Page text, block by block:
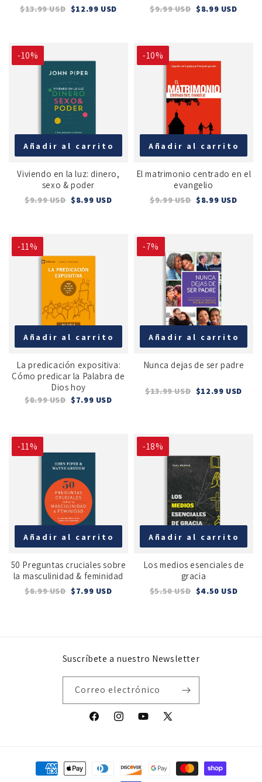
$13.99 USD $12.99 USD $9.99 USD $8.99 USD
-10%
Añadir al carrito
Viviendo en la luz: dinero,
sexo & poder
$9.99 USD $8.99 USD
-10%
Añadir al carrito
El matrimonio centrado en el
evangelio
$9.99 USD $8.99 USD
-11%
Añadir al carrito
La predicación expositiva:
Cómo predicar la Palabra de
Dios hoy
$8.99 USD $7.99 USD
-7%
Añadir al carrito
Nunca dejas de ser padre
$13.99 USD $12.99 USD
-11%
Añadir al carrito
50 Preguntas cruciales sobre
la masculinidad & feminidad
$8.99 USD $7.99 USD
-18%
Añadir al carrito
Los medios esenciales de
gracia
$5.50 USD $4.50 USD
Suscríbete a nuestro Newsletter
Correo electrónico
FacebookInstagramYouTube
X
Formas